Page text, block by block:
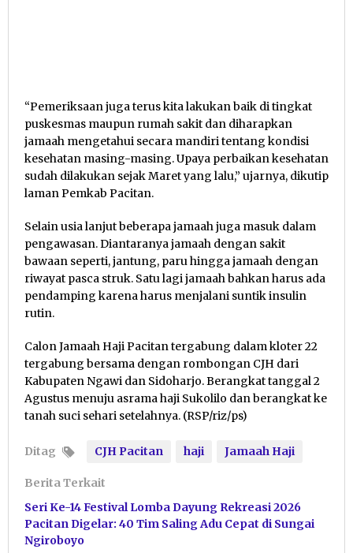
“Pemeriksaan juga terus kita lakukan baik di tingkat
puskesmas maupun rumah sakit dan diharapkan
jamaah mengetahui secara mandiri tentang kondisi
kesehatan masing-masing. Upaya perbaikan kesehatan
sudah dilakukan sejak Maret yang lalu,” ujarnya, dikutip
laman Pemkab Pacitan.
Selain usia lanjut beberapa jamaah juga masuk dalam
pengawasan. Diantaranya jamaah dengan sakit
bawaan seperti, jantung, paru hingga jamaah dengan
riwayat pasca struk. Satu lagi jamaah bahkan harus ada
pendamping karena harus menjalani suntik insulin
rutin.
Calon Jamaah Haji Pacitan tergabung dalam kloter 22
tergabung bersama dengan rombongan CJH dari
Kabupaten Ngawi dan Sidoharjo. Berangkat tanggal 2
Agustus menuju asrama haji Sukolilo dan berangkat ke
tanah suci sehari setelahnya. (RSP/riz/ps)
Ditag CJH Pacitan haji Jamaah Haji
Berita Terkait
Seri Ke-14 Festival Lomba Dayung Rekreasi 2026
Pacitan Digelar: 40 Tim Saling Adu Cepat di Sungai
Ngiroboyo